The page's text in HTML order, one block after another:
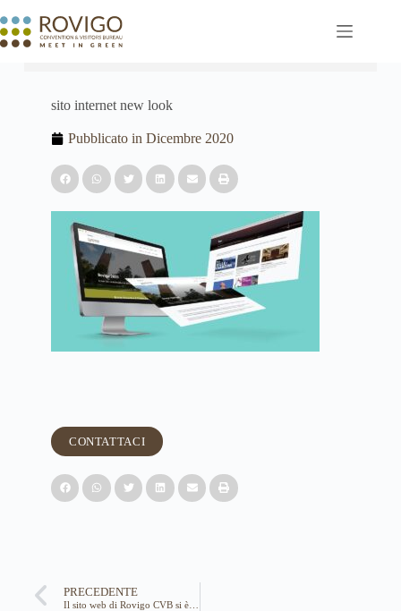
sito internet new look
Pubblicato in Dicembre 2020
CONTATTACI
PRECEDENTE
Il sito web di Rovigo CVB si è rifatto il look …